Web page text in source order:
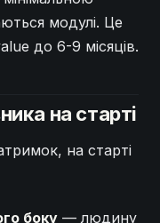
модулі. Це
до 6-9 місяців.
на старті
на старті
боку — людину